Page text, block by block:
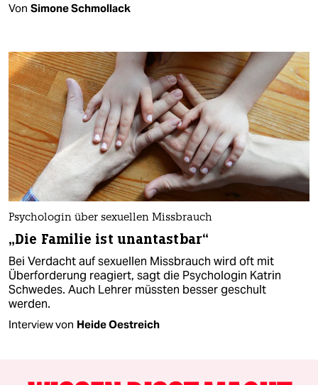
Von Simone Schmollack
Psychologin über sexuellen Missbrauch
„Die Familie ist unantastbar“
Bei Verdacht auf sexuellen Missbrauch wird oft mit
Überforderung reagiert, sagt die Psychologin Katrin
Schwedes. Auch Lehrer müssten besser geschult
werden.
Interview von Heide Oestreich